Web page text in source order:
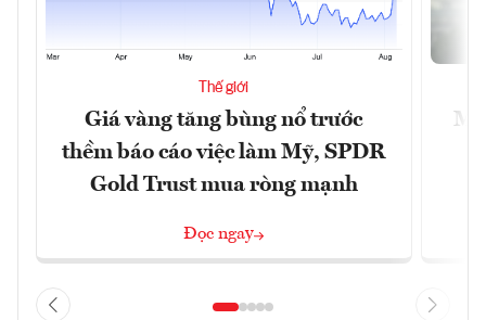
Thế giới
Giá vàng tăng bùng nổ trước
thềm báo cáo việc làm Mỹ, SPDR
Gold Trust mua ròng mạnh
Đọc ngay